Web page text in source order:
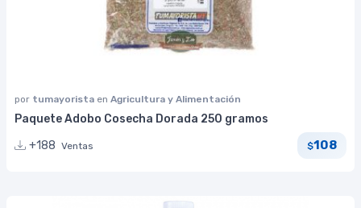
por tumayorista en Agricultura y Alimentación
Paquete Adobo Cosecha Dorada 250 gramos
+188 Ventas $108